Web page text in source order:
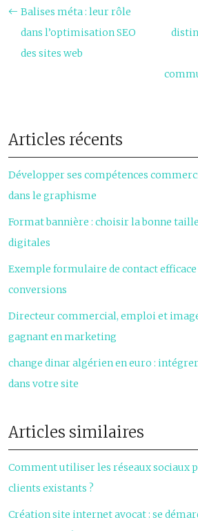
Balises méta : leur rôle
dans l’optimisation SEO
des sites web
Articles récents
Développer ses compétences
dans le graphisme
Format bannière : choisir la bonne
digitales
Exemple formulaire de contact
conversions
Directeur commercial, emploi et
gagnant en marketing
change dinar algérien en euro :
dans votre site
Articles similaires
Comment utiliser les réseaux sociaux
clients existants ?
Création site internet avocat : se